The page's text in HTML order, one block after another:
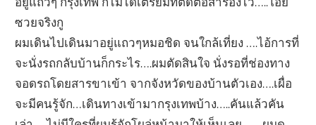
ซวยจริงกู
ผมเดินไปเดินมาอยู่แถวๆหมอชิด จนใกล้เที่ยง ….ไอ้การที่
จะนั่งรถกลับบ้านก็กระไร….ผมตัดสินใจ นั่งรอที่ช่องทาง
จอดรถโดยสารขาเข้า จากจังหวัดของบ้านตัวเอง….เผื่อ
จะมีคนรู้จัก…เดินทางเข้ามากรุงเทพบ้าง…..คันแล้วคัน